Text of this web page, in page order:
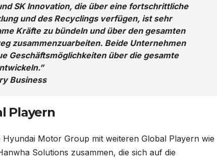
SK Innovation, die über eine fortschrittliche
und des Recyclings verfügen, ist sehr
Kräfte zu bündeln und über den gesamten
zusammenzuarbeiten. Beide Unternehmen
Geschäftsmöglichkeiten über die gesamte
Business
Playern
Motor Group mit weiteren Global Playern wie
Solutions zusammen, die sich auf die